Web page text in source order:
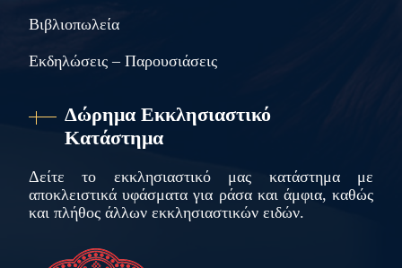
Βιβλιοπωλεία
Εκδηλώσεις – Παρουσιάσεις
Δώρημα Εκκλησιαστικό
Κατάστημα
Δείτε το εκκλησιαστικό μας κατάστημα με
αποκλειστικά υφάσματα για ράσα και άμφια, καθώς
και πλήθος άλλων εκκλησιαστικών ειδών.